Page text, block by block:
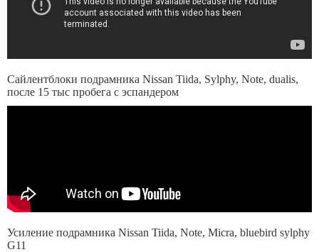
Сайлентблоки подрамника Nissan Tiida, Sylphy, Note, dualis,
после 15 тыс пробега с эспандером
Усиление подрамника Nissan Tiida, Note, Micra, bluebird sylphy
G11